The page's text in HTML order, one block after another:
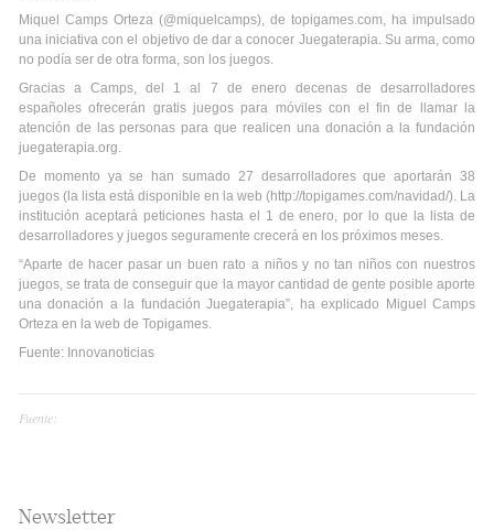
Miquel Camps Orteza (@miquelcamps), de topigames.com, ha impulsado
una iniciativa con el objetivo de dar a conocer Juegaterapia. Su arma, como
no podía ser de otra forma, son los juegos.
Gracias a Camps, del 1 al 7 de enero decenas de desarrolladores
españoles ofrecerán gratis juegos para móviles con el fin de llamar la
atención de las personas para que realicen una donación a la fundación
juegaterapia.org.
De momento ya se han sumado 27 desarrolladores que aportarán 38
juegos (la lista está disponible en la web (http://topigames.com/navidad/). La
institución aceptará peticiones hasta el 1 de enero, por lo que la lista de
desarrolladores y juegos seguramente crecerá en los próximos meses.
“Aparte de hacer pasar un buen rato a niños y no tan niños con nuestros
juegos, se trata de conseguir que la mayor cantidad de gente posible aporte
una donación a la fundación Juegaterapia”, ha explicado Miguel Camps
Orteza en la web de Topigames.
Fuente: Innovanoticias
Fuente:
Newsletter